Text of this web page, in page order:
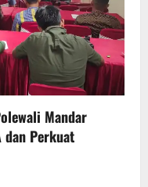
Mandar
dan Perkuat